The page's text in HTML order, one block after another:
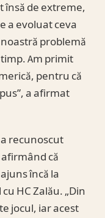
însă de extreme,
a evoluat ceva
problemă
Am primit
pentru că
a afirmat
recunoscut
că
încă la
HC Zalău. „Din
jocul, iar acest